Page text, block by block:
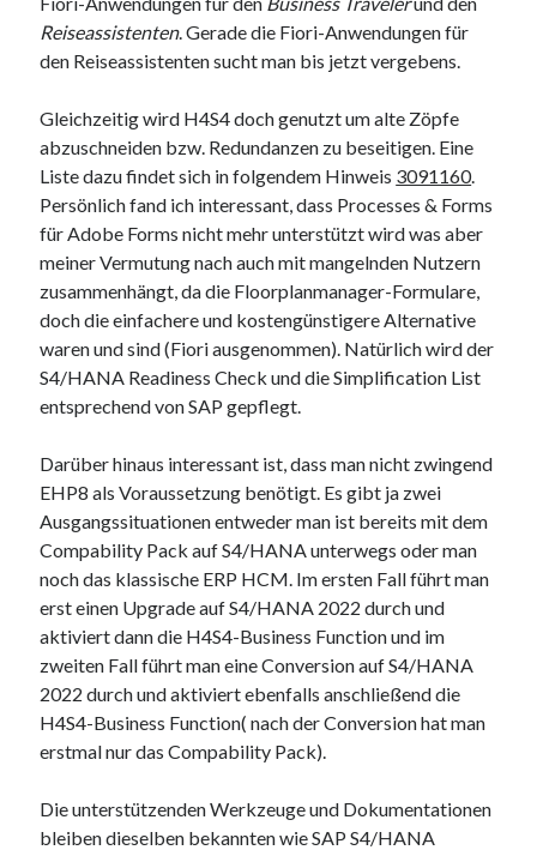
Reiseassistenten. Gerade die Fiori-Anwendungen für
den Reiseassistenten sucht man bis jetzt vergebens.
Gleichzeitig wird H4S4 doch genutzt um alte Zöpfe
abzuschneiden bzw. Redundanzen zu beseitigen. Eine
Liste dazu findet sich in folgendem Hinweis 3091160.
Persönlich fand ich interessant, dass Processes & Forms
für Adobe Forms nicht mehr unterstützt wird was aber
meiner Vermutung nach auch mit mangelnden Nutzern
zusammenhängt, da die Floorplanmanager-Formulare,
doch die einfachere und kostengünstigere Alternative
waren und sind (Fiori ausgenommen). Natürlich wird der
S4/HANA Readiness Check und die Simplification List
entsprechend von SAP gepflegt.
Darüber hinaus interessant ist, dass man nicht zwingend
EHP8 als Voraussetzung benötigt. Es gibt ja zwei
Ausgangssituationen entweder man ist bereits mit dem
Compability Pack auf S4/HANA unterwegs oder man
noch das klassische ERP HCM. Im ersten Fall führt man
erst einen Upgrade auf S4/HANA 2022 durch und
aktiviert dann die H4S4-Business Function und im
zweiten Fall führt man eine Conversion auf S4/HANA
2022 durch und aktiviert ebenfalls anschließend die
H4S4-Business Function( nach der Conversion hat man
erstmal nur das Compability Pack).
Die unterstützenden Werkzeuge und Dokumentationen
bleiben dieselben bekannten wie SAP S4/HANA